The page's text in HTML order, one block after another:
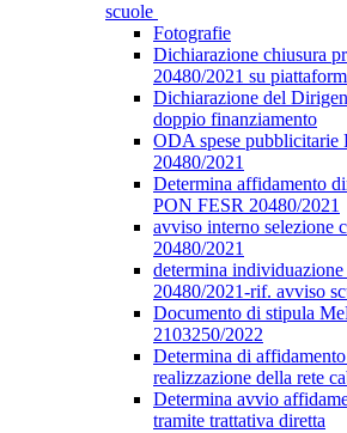
scuole
Fotografie
Dichiarazione chiusura
20480/2021 su
Dichiarazione del
doppio finanziamento
ODA spese pubblicitarie
20480/2021
Determina affidamento
PON FESR 20480/2021
avviso interno selezione
20480/2021
determina
20480/2021-rif. avviso
Documento di stipula
2103250/2022
Determina di
realizzazione della rete
Determina avvio
tramite trattativa diretta